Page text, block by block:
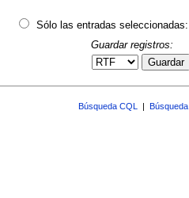
Sólo las entradas seleccionadas:
Guardar registros:
Guardar
Búsqueda CQL